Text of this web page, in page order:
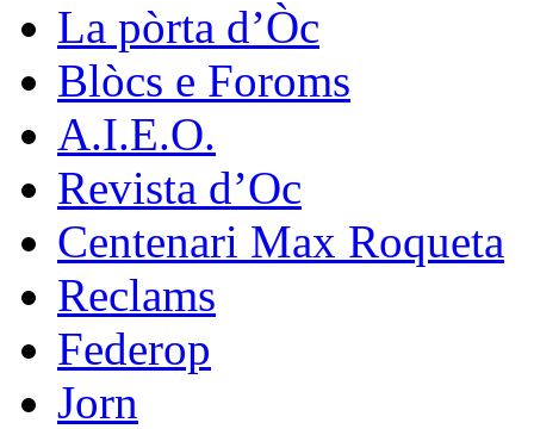
La pòrta d’Òc
Blòcs e Foroms
A.I.E.O.
Revista d’Oc
Centenari Max Roqueta
Reclams
Federop
Jorn